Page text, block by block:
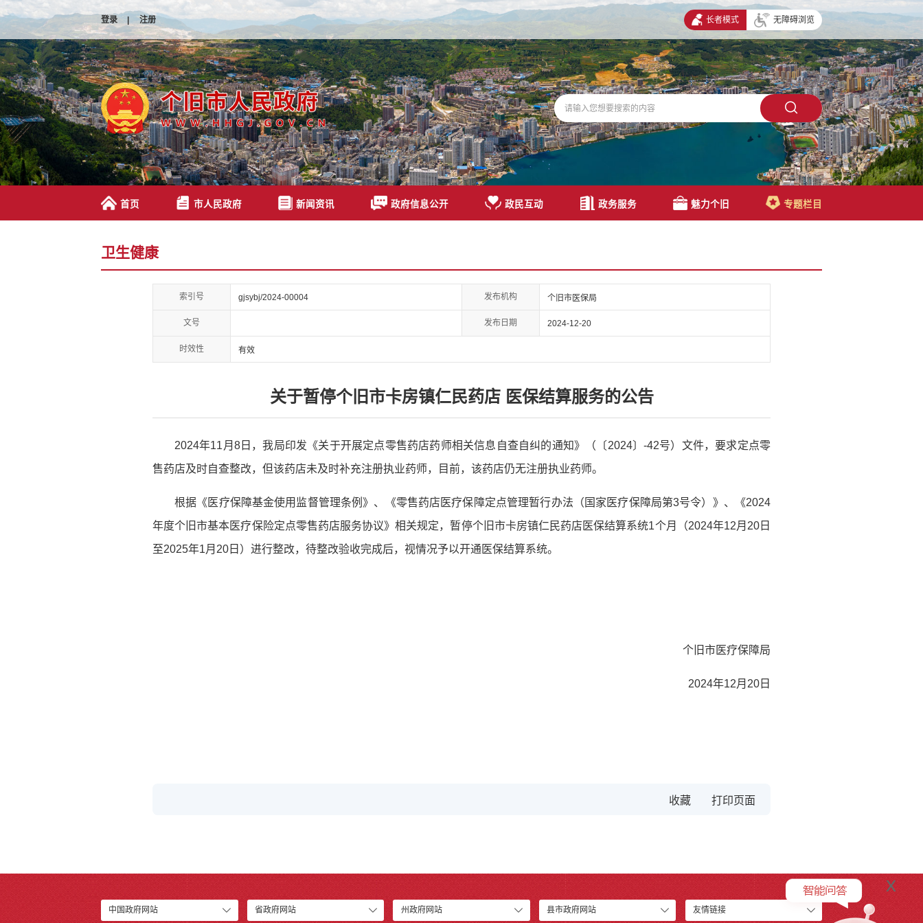
登录 | 注册 长者模式 无障碍浏览
首页 市人民政府 新闻资讯 政府信息公开 政民互动 政务服务 魅力个旧 专题栏目
卫生健康
索引号 gjsybj/2024-00004 发布机构 个旧市医保局
文号 发布日期 2024-12-20
时效性 有效
关于暂停个旧市卡房镇仁民药店 医保结算服务的公告
2024年11月8日，我局印发《关于开展定点零售药店药师相关信息自查自纠的通知》（〔2024〕-42号）文件，要求定点零
售药店及时自查整改，但该药店未及时补充注册执业药师，目前，该药店仍无注册执业药师。
根据《医疗保障基金使用监督管理条例》、《零售药店医疗保障定点管理暂行办法（国家医疗保障局第3号令）》、《2024
年度个旧市基本医疗保险定点零售药店服务协议》相关规定，暂停个旧市卡房镇仁民药店医保结算系统1个月（2024年12月20日
至2025年1月20日）进行整改，待整改验收完成后，视情况予以开通医保结算系统。
个旧市医疗保障局
2024年12月20日
收藏
中国政府网站 省政府网站 州政府网站 县市政府网站 友情链接
x